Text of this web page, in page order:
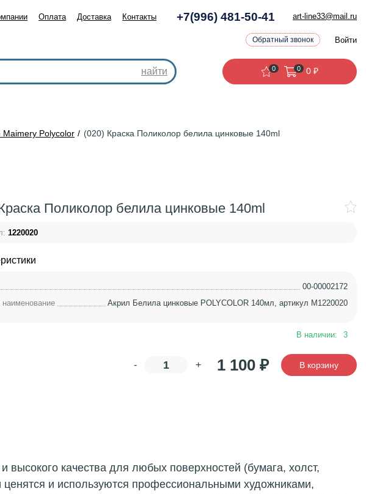
Оплата Доставка Контакты +7(996) 481-50-41 art-line33@mail.ru
Обратный звонок Войти
найти 0 0 0 ₽
Maimery Polycolor (020) Краска Поликолор белила цинковые 140ml
Поликолор белила цинковые 140ml
1220020
00-00002172
наименование
Акрил Белила цинковые POLYCOLOR 140мл, артикул M1220020
В наличии: 3
- + 1 100 ₽ В корзину
высокого качества для любых поверхностей (бумага, холст,
и используются профессиональными художниками,